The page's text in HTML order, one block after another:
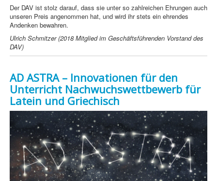
Der DAV ist stolz darauf, dass sie unter so zahlreichen Ehrungen auch
unseren Preis angenommen hat, und wird ihr stets ein ehrendes
Andenken bewahren.
Ulrich Schmitzer (2018 Mitglied im Geschäftsführenden Vorstand des
DAV)
AD ASTRA – Innovationen für den
Unterricht Nachwuchswettbewerb für
Latein und Griechisch